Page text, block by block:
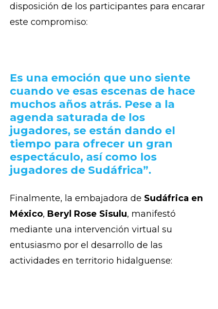
disposición de los participantes para encarar
este compromiso:
Es una emoción que uno siente
cuando ve esas escenas de hace
muchos años atrás. Pese a la
agenda saturada de los
jugadores, se están dando el
tiempo para ofrecer un gran
espectáculo, así como los
jugadores de Sudáfrica”.
Finalmente, la embajadora de Sudáfrica en
México, Beryl Rose Sisulu, manifestó
mediante una intervención virtual su
entusiasmo por el desarrollo de las
actividades en territorio hidalguense: